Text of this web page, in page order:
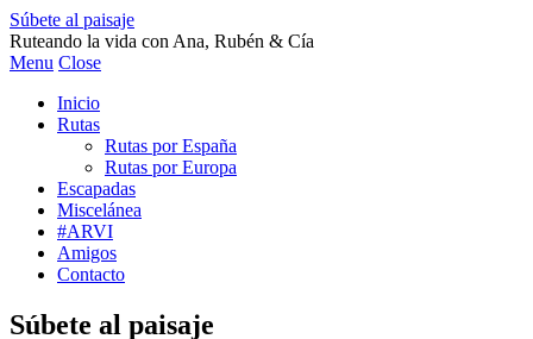
Súbete al paisaje
Ruteando la vida con Ana, Rubén & Cía
Menu Close
Inicio
Rutas
Rutas por España
Rutas por Europa
Escapadas
Miscelánea
#ARVI
Amigos
Contacto
Súbete al paisaje